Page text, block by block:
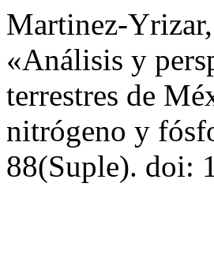
Martinez-
«Análisis y
terrestres de
nitrógeno y
88(Suple). doi: